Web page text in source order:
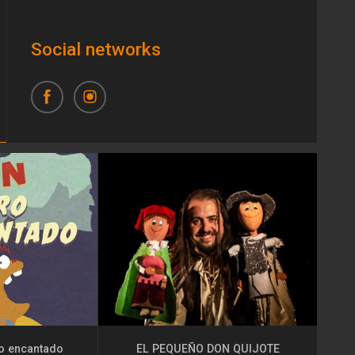
Social networks
EL PEQUEÑO DON QUIJOTE
encantado